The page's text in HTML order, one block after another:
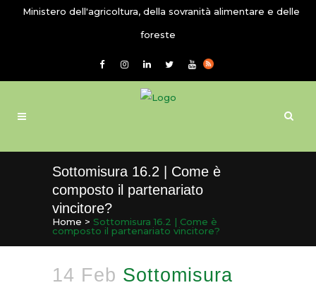
Ministero dell'agricoltura, della sovranità alimentare e delle
foreste
Sottomisura 16.2 | Come è
composto il partenariato
vincitore?
Home > Sottomisura 16.2 | Come è
composto il partenariato vincitore?
14 Feb Sottomisura